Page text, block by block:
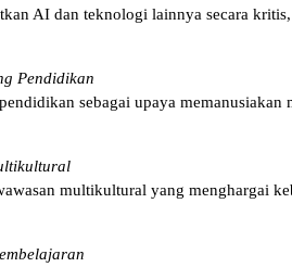
AI dan teknologi lainnya secara
Pendidikan
sebagai upaya
multikultural yang menghargai